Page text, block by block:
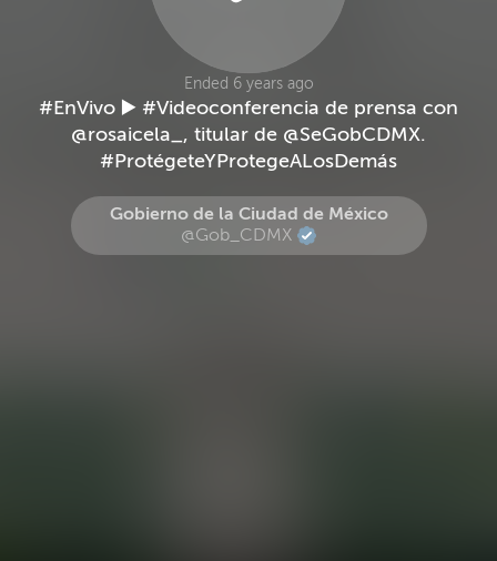
Ended 6 years ago
#EnVivo ▶️ #Videoconferencia de prensa con
@rosaicela_, titular de @SeGobCDMX.
#ProtégeteYProtegeALosDemás
Gobierno de la Ciudad de México
@Gob_CDMX